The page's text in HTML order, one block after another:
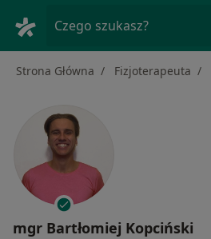
Czego szukasz?
Strona Główna Fizjoterapeuta
mgr Bartłomiej Kopciński